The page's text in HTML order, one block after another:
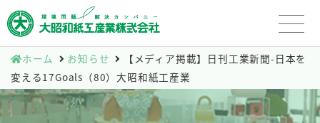
ホーム お知らせ
【メディア掲載】日刊工業新聞-日本を
変える17Goals（80）大昭和紙工産業